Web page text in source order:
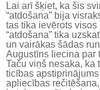
Lai arī šķiet, ka šis
“atdošana” bija
tas tika ievērots
“atdošana” tika
un vairākas šādas
Augustīns liecina par
Taču viņš nesaka,
ticības
apliecības